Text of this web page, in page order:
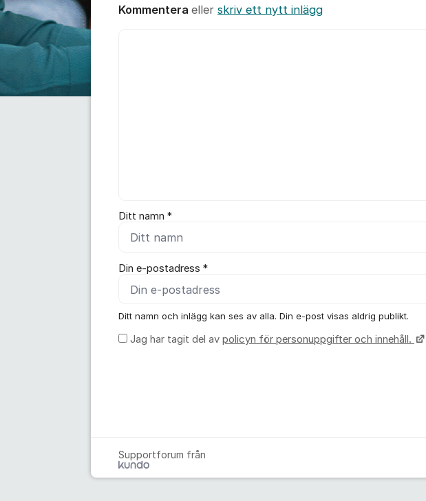
Kommentera eller skriv ett nytt inlägg
Ditt namn *
Din e-postadress *
Ditt namn och inlägg kan ses av alla. Din e-post visas aldrig publikt.
Jag har tagit del av policyn för personuppgifter och innehåll.
Supportforum från